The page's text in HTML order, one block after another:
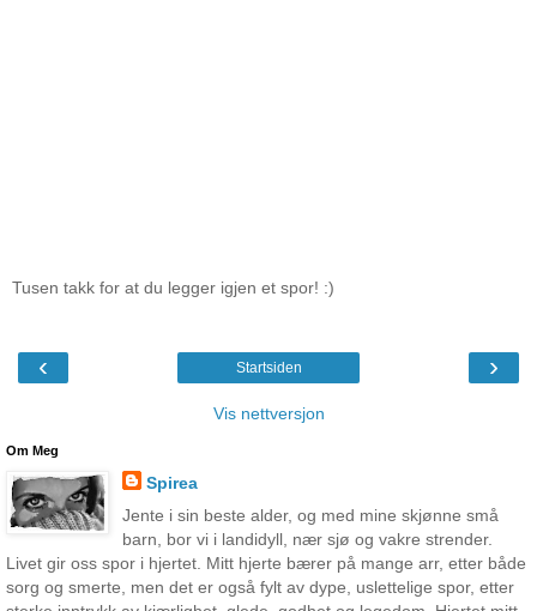
Tusen takk for at du legger igjen et spor! :)
‹ ›
Startsiden
Vis nettversjon
Om Meg
Spirea
Jente i sin beste alder, og med mine skjønne små
barn, bor vi i landidyll, nær sjø og vakre strender.
Livet gir oss spor i hjertet. Mitt hjerte bærer på mange arr, etter både
sorg og smerte, men det er også fylt av dype, uslettelige spor, etter